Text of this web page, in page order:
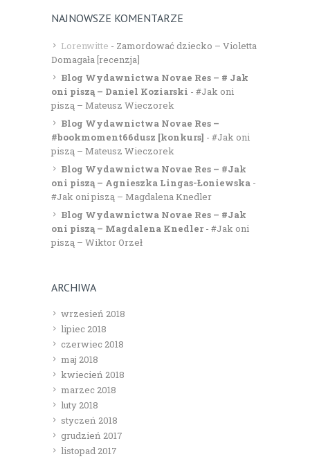
NAJNOWSZE KOMENTARZE
Lorenwitte - Zamordować dziecko – Violetta
Domagała [recenzja]
Blog Wydawnictwa Novae Res – # Jak
oni piszą – Daniel Koziarski - #Jak oni
piszą – Mateusz Wieczorek
Blog Wydawnictwa Novae Res –
#bookmoment66dusz [konkurs] - #Jak oni
piszą – Mateusz Wieczorek
Blog Wydawnictwa Novae Res – #Jak
oni piszą – Agnieszka Lingas-Łoniewska -
#Jak oni piszą – Magdalena Knedler
Blog Wydawnictwa Novae Res – #Jak
oni piszą – Magdalena Knedler- #Jak oni
piszą – Wiktor Orzeł
ARCHIWA
wrzesień 2018
lipiec 2018
czerwiec 2018
maj 2018
kwiecień 2018
marzec 2018
luty 2018
styczeń 2018
grudzień 2017
listopad 2017